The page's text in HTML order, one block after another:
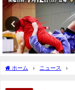
ホーム ニュース